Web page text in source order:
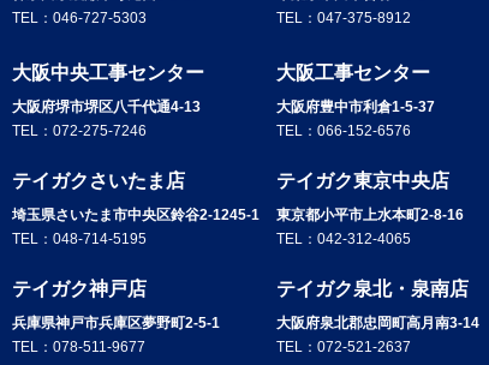
TEL： 046-727-5303
TEL： 047-375-8912
大阪中央工事センター
大阪府堺市堺区八千代通4-13
TEL： 072-275-7246
大阪工事センター
大阪府豊中市利倉1-5-37
TEL： 066-152-6576
テイガクさいたま店
埼玉県さいたま市中央区鈴谷2-1245-1
TEL： 048-714-5195
テイガク東京中央店
東京都小平市上水本町2-8-16
TEL： 042-312-4065
テイガク神戸店
兵庫県神戸市兵庫区夢野町2-5-1
TEL： 078-511-9677
テイガク泉北・泉南店
大阪府泉北郡忠岡町高月南3-14
TEL： 072-521-2637